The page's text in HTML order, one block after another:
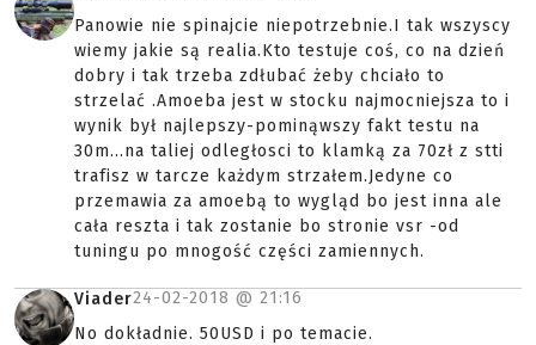
Panowie nie spinajcie niepotrzebnie.I tak wszyscy
wiemy jakie są realia.Kto testuje coś, co na dzień
dobry i tak trzeba zdłubać żeby chciało to
strzelać .Amoeba jest w stocku najmocniejsza to i
wynik był najlepszy-pominąwszy fakt testu na
30m...na taliej odległosci to klamką za 70zł z stti
trafisz w tarcze każdym strzałem.Jedyne co
przemawia za amoebą to wygląd bo jest inna ale
cała reszta i tak zostanie bo stronie vsr -od
tuningu po mnogość części zamiennych.
Viader24-02-2018 @ 21:16
No dokładnie. 50USD i po temacie.